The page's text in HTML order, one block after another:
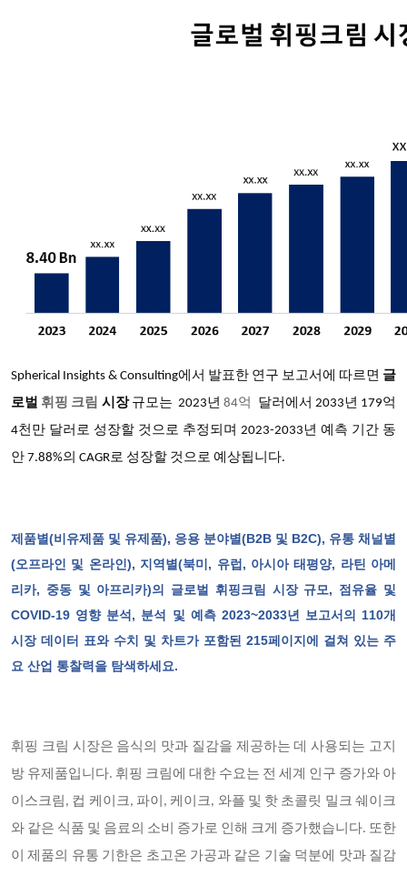
Spherical Insights & Consulting에서 발표한 연구 보고서에 따르면 글
로벌 휘핑 크림 시장규모는 2023년84억
달러에서 2033년 179억
4천만 달러로 성장할 것으로 추정되며 2023-2033년 예측 기간 동
안 7.88%의 CAGR로 성장할 것으로 예상됩니다.
제품별(비유제품 및 유제품), 응용 분야별(B2B 및 B2C), 유통 채널별
(오프라인 및 온라인), 지역별(북미, 유럽, 아시아 태평양, 라틴 아메
리카, 중동 및 아프리카)의 글로벌 휘핑크림 시장 규모, 점유율 및
COVID-19 영향 분석, 분석 및 예측 2023~2033년 보고서의 110개
시장 데이터 표와 수치 및 차트가 포함된 215페이지에 걸쳐 있는 주
요 산업 통찰력을 탐색하세요.
휘핑 크림 시장은 음식의 맛과 질감을 제공하는 데 사용되는 고지
방 유제품입니다. 휘핑 크림에 대한 수요는 전 세계 인구 증가와 아
이스크림, 컵 케이크, 파이, 케이크, 와플 및 핫 초콜릿 밀크 쉐이크
와 같은 식품 및 음료의 소비 증가로 인해 크게 증가했습니다. 또한
이 제품의 유통 기한은 초고온 가공과 같은 기술 덕분에 맛과 질감